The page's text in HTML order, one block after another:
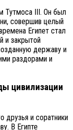
Тутмоса III. Он был
совершив целый
Египет стал
и закрытой
державу и
раздорами и
цивилизации
друзья и соратники
В Египте